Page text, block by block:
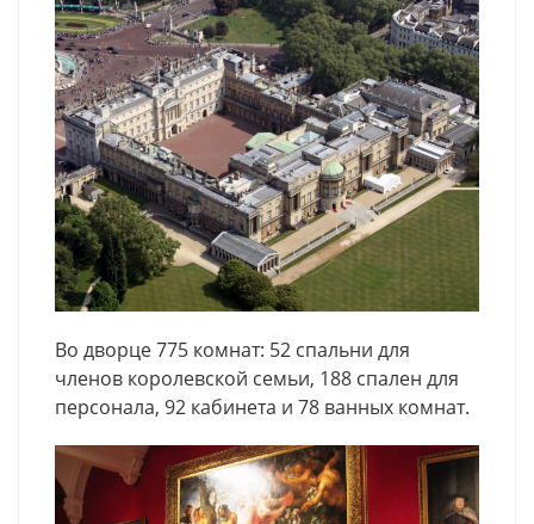
Во дворце 775 комнат: 52 спальни для
членов королевской семьи, 188 спален для
персонала, 92 кабинета и 78 ванных комнат.